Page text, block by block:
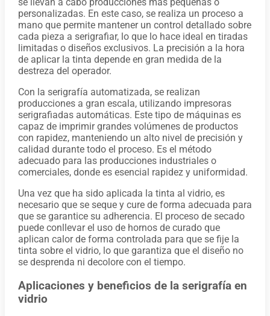
personalizadas. En este caso, se realiza un proceso a
mano que permite mantener un control detallado sobre
cada pieza a serigrafiar, lo que lo hace ideal en tiradas
limitadas o diseños exclusivos. La precisión a la hora
de aplicar la tinta depende en gran medida de la
destreza del operador.
Con la serigrafía automatizada, se realizan
producciones a gran escala, utilizando impresoras
serigrafiadas automáticas. Este tipo de máquinas es
capaz de imprimir grandes volúmenes de productos
con rapidez, manteniendo un alto nivel de precisión y
calidad durante todo el proceso. Es el método
adecuado para las producciones industriales o
comerciales, donde es esencial rapidez y uniformidad.
Una vez que ha sido aplicada la tinta al vidrio, es
necesario que se seque y cure de forma adecuada para
que se garantice su adherencia. El proceso de secado
puede conllevar el uso de hornos de curado que
aplican calor de forma controlada para que se fije la
tinta sobre el vidrio, lo que garantiza que el diseño no
se desprenda ni decolore con el tiempo.
Aplicaciones y beneficios de la serigrafía en
vidrio